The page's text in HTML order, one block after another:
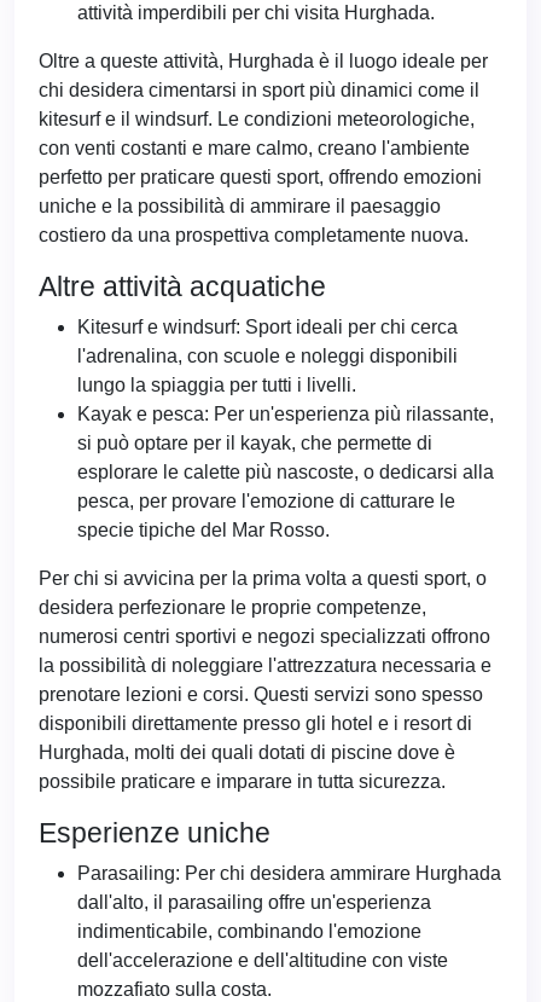
attività imperdibili per chi visita Hurghada.
Oltre a queste attività, Hurghada è il luogo ideale per
chi desidera cimentarsi in sport più dinamici come il
kitesurf e il windsurf. Le condizioni meteorologiche,
con venti costanti e mare calmo, creano l'ambiente
perfetto per praticare questi sport, offrendo emozioni
uniche e la possibilità di ammirare il paesaggio
costiero da una prospettiva completamente nuova.
Altre attività acquatiche
Kitesurf e windsurf: Sport ideali per chi cerca
l'adrenalina, con scuole e noleggi disponibili
lungo la spiaggia per tutti i livelli.
Kayak e pesca: Per un'esperienza più rilassante,
si può optare per il kayak, che permette di
esplorare le calette più nascoste, o dedicarsi alla
pesca, per provare l'emozione di catturare le
specie tipiche del Mar Rosso.
Per chi si avvicina per la prima volta a questi sport, o
desidera perfezionare le proprie competenze,
numerosi centri sportivi e negozi specializzati offrono
la possibilità di noleggiare l'attrezzatura necessaria e
prenotare lezioni e corsi. Questi servizi sono spesso
disponibili direttamente presso gli hotel e i resort di
Hurghada, molti dei quali dotati di piscine dove è
possibile praticare e imparare in tutta sicurezza.
Esperienze uniche
Parasailing: Per chi desidera ammirare Hurghada
dall'alto, il parasailing offre un'esperienza
indimenticabile, combinando l'emozione
dell'accelerazione e dell'altitudine con viste
mozzafiato sulla costa.